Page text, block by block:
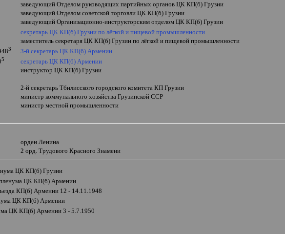
заведующий Отделом руководящих партийных органов ЦК КП(б) Грузии
заведующий Отделом советской торговли ЦК КП(б) Грузии
заведующий Организационно-инструкторским отделом ЦК КП(б) Грузии
секретарь ЦК КП(б) Грузии по лёгкой и пищевой промышленности
заместитель секретаря ЦК КП(б) Грузии по лёгкой и пищевой промышленности
3
3-й секретарь ЦК КП(б) Армении
5
секретарь ЦК КП(б) Армении
инструктор ЦК КП(б) Грузии
2-й секретарь Тбилисского городского комитета КП Грузии
министр коммунального хозяйства Грузинской ССР
министр местной промышленности
орден Ленина
2 орд. Трудового Красного Знамени
ЦК КП(б) Грузии
ЦК КП(б) Армении
КП(б) Армении 12 - 14.11.1948
ЦК КП(б) Армении
ЦК КП(б) Армении 3 - 5.7.1950